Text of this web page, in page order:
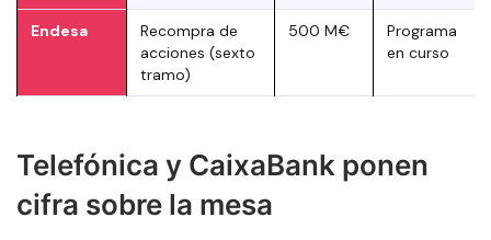
Endesa
Recompra de
acciones (sexto
tramo)
500 M€
Programa
en curso
Telefónica y CaixaBank ponen
cifra sobre la mesa